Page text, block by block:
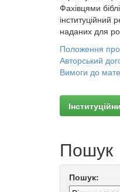
Фахівцями
інституційний
наданих для
Положення
Авторський
Вимоги до
Пошук
Пошук: